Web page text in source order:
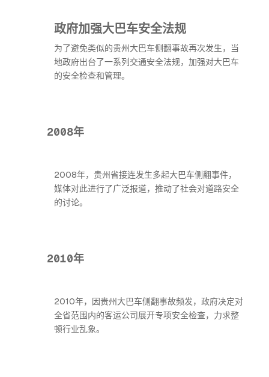
政府加强大巴车安全法规
为了避免类似的贵州大巴车侧翻事故再次发生，当
地政府出台了一系列交通安全法规，加强对大巴车
的安全检查和管理。
2008年
2008年，贵州省接连发生多起大巴车侧翻事件，
媒体对此进行了广泛报道，推动了社会对道路安全
的讨论。
2010年
2010年，因贵州大巴车侧翻事故频发，政府决定对
全省范围内的客运公司展开专项安全检查，力求整
顿行业乱象。